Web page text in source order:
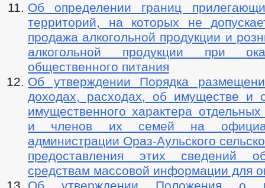
Об определении границ
территорий, на которых не
продажа алкогольной продукции и
алкогольной продукции при
общественного питания
Об утверждении Порядка
доходах, расходах, об имуществе и
имущественного характера
и членов их семей на
администрации Ораз-Аульского
предоставления этих сведений
средствам массовой информации для